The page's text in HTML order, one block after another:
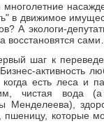
многолетние
в движимое
А экологи-
восстановятся
шаг к
активность
есть леса и
чистая вода
Менделеева),
пшеницу, которые